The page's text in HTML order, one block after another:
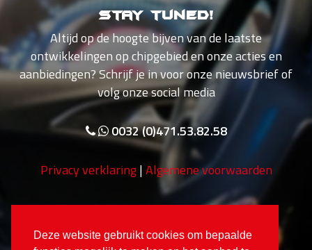
Deze website gebruikt cookies om bepaalde
Stay tuned!
Altijd op de hoogte bijven van de laatste
ontwikkelingen op chipgebied en onze acties en
aanbiedingen? Schrijf je in voor onze nieuwsbrief of
volg onze social media
0032 (0)471.53.82.58
Privacy verklaring|Algemene voorwaarden